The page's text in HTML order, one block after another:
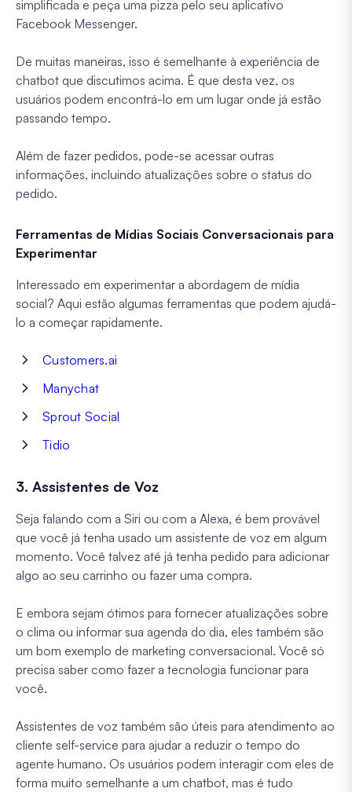
simplificada e peça uma pizza pelo seu aplicativo
Facebook Messenger.
De muitas maneiras, isso é semelhante à experiência de
chatbot que discutimos acima. É que desta vez, os
usuários podem encontrá-lo em um lugar onde já estão
passando tempo.
Além de fazer pedidos, pode-se acessar outras
informações, incluindo atualizações sobre o status do
pedido.
Ferramentas de Mídias Sociais Conversacionais para
Experimentar
Interessado em experimentar a abordagem de mídia
social? Aqui estão algumas ferramentas que podem ajudá-
lo a começar rapidamente.
Customers.ai
Manychat
Sprout Social
Tidio
3. Assistentes de Voz
Seja falando com a Siri ou com a Alexa, é bem provável
que você já tenha usado um assistente de voz em algum
momento. Você talvez até já tenha pedido para adicionar
algo ao seu carrinho ou fazer uma compra.
E embora sejam ótimos para fornecer atualizações sobre
o clima ou informar sua agenda do dia, eles também são
um bom exemplo de marketing conversacional. Você só
precisa saber como fazer a tecnologia funcionar para
você.
Assistentes de voz também são úteis para atendimento ao
cliente self-service para ajudar a reduzir o tempo do
agente humano. Os usuários podem interagir com eles de
forma muito semelhante a um chatbot, mas é tudo